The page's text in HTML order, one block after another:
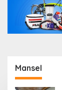
Mansel